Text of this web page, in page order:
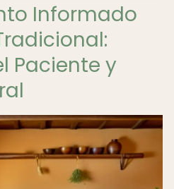
Informado
Paciente y